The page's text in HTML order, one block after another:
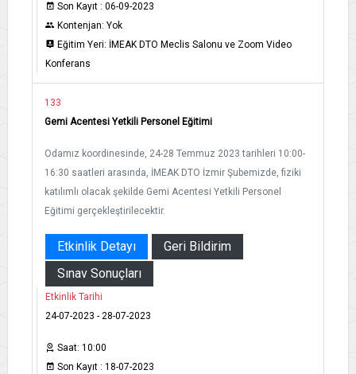
Son Kayıt : 06-09-2023
Kontenjan: Yok
Eğitim Yeri: İMEAK DTO Meclis Salonu ve Zoom Video
Konferans
133
Gemi Acentesi Yetkili Personel Eğitimi
Odamız koordinesinde, 24-28 Temmuz 2023 tarihleri 10:00-
16:30 saatleri arasında, İMEAK DTO İzmir Şubemizde, fiziki
katılımlı olacak şekilde Gemi Acentesi Yetkili Personel
Eğitimi gerçekleştirilecektir.
Etkinlik Detayı
Geri Bildirim
Sınav Sonuçları
Etkinlik Tarihi
24-07-2023 - 28-07-2023
Saat: 10:00
Son Kayıt : 18-07-2023